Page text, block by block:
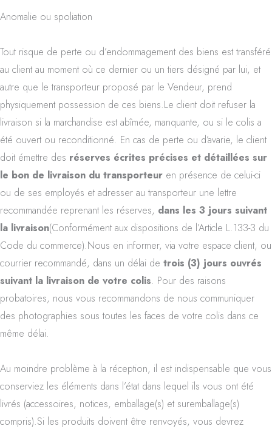
Anomalie ou spoliation
Tout risque de perte ou d’endommagement des biens est transféré
au client au moment où ce dernier ou un tiers désigné par lui, et
autre que le transporteur proposé par le Vendeur, prend
physiquement possession de ces biens.Le client doit refuser la
livraison si la marchandise est abîmée, manquante, ou si le colis a
été ouvert ou reconditionné. En cas de perte ou d’avarie, le client
doit émettre des réserves écrites précises et détaillées sur
le bon de livraison du transporteur en présence de celui-ci
ou de ses employés et adresser au transporteur une lettre
recommandée reprenant les réserves, dans les 3 jours suivant
la livraison(Conformément aux dispositions de l’Article L.133-3 du
Code du commerce).Nous en informer, via votre espace client, ou
courrier recommandé, dans un délai de trois (3) jours ouvrés
suivant la livraison de votre colis. Pour des raisons
probatoires, nous vous recommandons de nous communiquer
des photographies sous toutes les faces de votre colis dans ce
même délai.
Au moindre problème à la réception, il est indispensable que vous
conserviez les éléments dans l’état dans lequel ils vous ont été
livrés (accessoires, notices, emballage(s) et suremballage(s)
compris).Si les produits doivent être renvoyés, vous devrez